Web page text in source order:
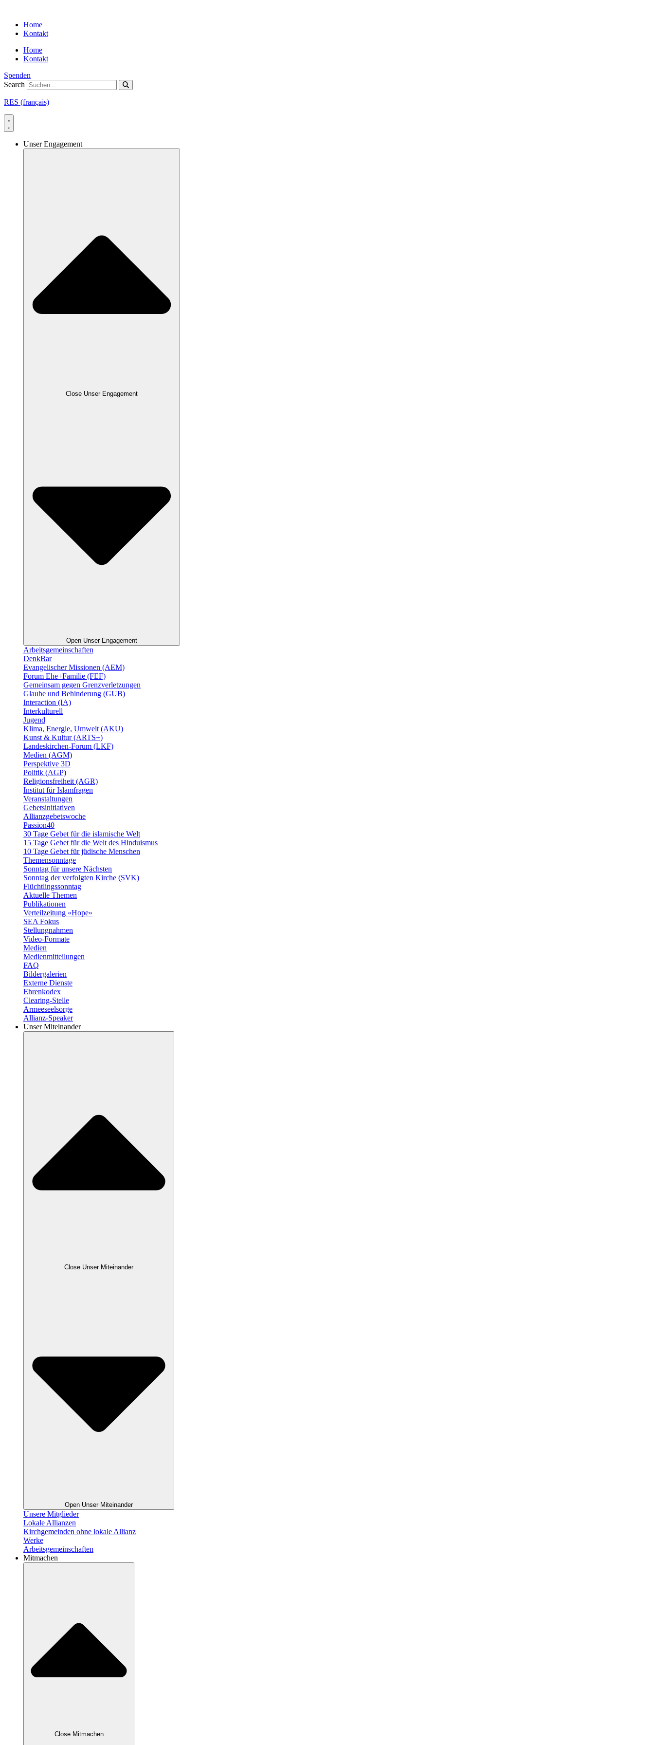
contentHome
Kontakt
Home
Kontakt
Spenden
Search
RES (français)
Unser Engagement
Close Unser Engagement
Open Unser Engagement
Arbeitsgemeinschaften
DenkBar
Evangelischer Missionen (AEM)
Forum Ehe+Familie (FEF)
Gemeinsam gegen Grenzverletzungen
Glaube und Behinderung (GUB)
Interaction (IA)
Interkulturell
Jugend
Klima, Energie, Umwelt (AKU)
Kunst & Kultur (ARTS+)
Landeskirchen-Forum (LKF)
Medien (AGM)
Perspektive 3D
Politik (AGP)
Religionsfreiheit (AGR)
Institut für Islamfragen
Veranstaltungen
Gebetsinitiativen
Allianzgebetswoche
Passion40
30 Tage Gebet für die islamische Welt
15 Tage Gebet für die Welt des Hinduismus
10 Tage Gebet für jüdische Menschen
Themensonntage
Sonntag für unsere Nächsten
Sonntag der verfolgten Kirche (SVK)
Flüchtlingssonntag
Aktuelle Themen
Publikationen
Verteilzeitung «Hope»
SEA Fokus
Stellungnahmen
Video-Formate
Medien
Medienmitteilungen
FAQ
Bildergalerien
Externe Dienste
Ehrenkodex
Clearing-Stelle
Armeeseelsorge
Allianz-Speaker
Unser Miteinander
Close Unser Miteinander
Open Unser Miteinander
Unsere Mitglieder
Lokale Allianzen
Kirchgemeinden ohne lokale Allianz
Werke
Arbeitsgemeinschaften
Mitmachen
Close Mitmachen